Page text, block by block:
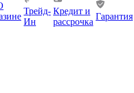
Трейд-
Ин
Кредит и
рассрочка
Гарантия